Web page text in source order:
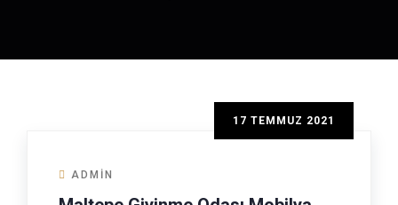
17 TEMMUZ 2021
ADMIN